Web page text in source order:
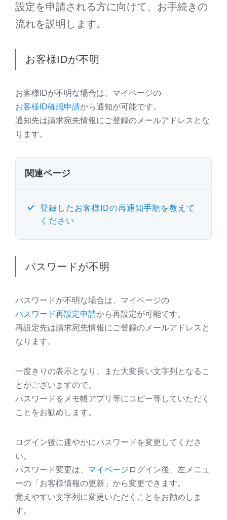
設定を申請される方に向けて、お手続きの
流れを説明します。
お客様IDが不明
お客様IDが不明な場合は、マイページの
お客様ID確認申請から通知が可能です。
通知先は請求宛先情報にご登録のメールアドレスとな
ります。
関連ページ
登録したお客様IDの再通知手順を教えて
ください
パスワードが不明
パスワードが不明な場合は、マイページの
パスワード再設定申請から再設定が可能です。
再設定先は請求宛先情報にご登録のメールアドレスと
なります。
一度きりの表示となり、また大変長い文字列となるこ
とがございますので、
パスワードをメモ帳アプリ等にコピー等していただく
ことをお勧めします。
ログイン後に速やかにパスワードを変更してくださ
い。
パスワード変更は、 マイページ ログイン後、左メニュ
ーの「お客様情報の更新」から変更できます。
覚えやすい文字列に変更いただくことをお勧めしま
す。